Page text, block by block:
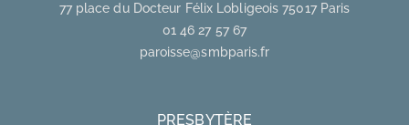
77 place du Docteur Félix Lobligeois 75017 Paris
01 46 27 57 67
paroisse@smbparis.fr
PRESBYTÈRE